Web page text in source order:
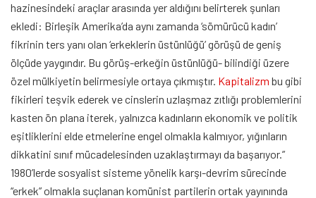
hazinesindeki araçlar arasında yer aldığını belirterek şunları
ekledi: Birleşik Amerika’da aynı zamanda ‘sömürücü kadın’
fikrinin ters yanı olan ‘erkeklerin üstünlüğü’ görüşü de geniş
ölçüde yaygındır. Bu görüş-erkeğin üstünlüğü- bilindiği üzere
özel mülkiyetin belirmesiyle ortaya çıkmıştır. Kapitalizm bu gibi
fikirleri teşvik ederek ve cinslerin uzlaşmaz zıtlığı problemlerini
kasten ön plana iterek, yalnızca kadınların ekonomik ve politik
eşitliklerini elde etmelerine engel olmakla kalmıyor, yığınların
dikkatini sınıf mücadelesinden uzaklaştırmayı da başarıyor.”
1980’lerde sosyalist sisteme yönelik karşı-devrim sürecinde
“erkek” olmakla suçlanan komünist partilerin ortak yayınında